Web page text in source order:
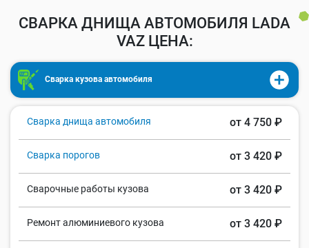
СВАРКА ДНИЩА АВТОМОБИЛЯ LADA
VAZ ЦЕНА:
Сварка кузова автомобиля
Сварка днища автомобиля от 4 750 ₽
Сварка порогов от 3 420 ₽
Сварочные работы кузова от 3 420 ₽
Ремонт алюминиевого кузова от 3 420 ₽